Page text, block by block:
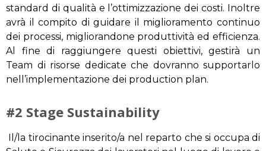
standard di qualità e l’ottimizzazione dei costi. Inoltre
avrà il compito di guidare il miglioramento continuo
dei processi, migliorandone produttività ed efficienza.
Al fine di raggiungere questi obiettivi, gestirà un
Team di risorse dedicate che dovranno supportarlo
nell’implementazione dei production plan.
#2 Stage Sustainability
Il/la tirocinante inserito/a nel reparto che si occupa di